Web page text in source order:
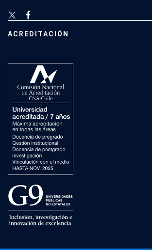
ACREDITACIÓN